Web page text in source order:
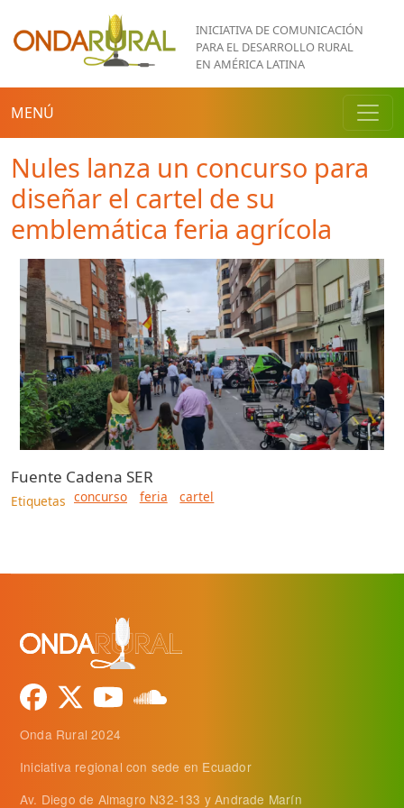
Pasar al contenido principal
INICIATIVA DE COMUNICACIÓN
PARA EL DESARROLLO RURAL
EN AMÉRICA LATINA
MENÚ
Nules lanza un concurso para
diseñar el cartel de su
emblemática feria agrícola
Fuente Cadena SER
Etiquetas concurso feria cartel
Onda Rural 2024
Iniciativa regional con sede en Ecuador
Av. Diego de Almagro N32-133 y Andrade Marín